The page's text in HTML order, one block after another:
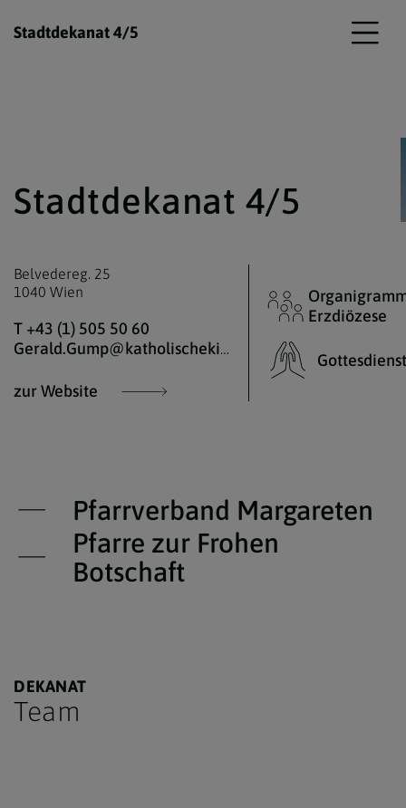
Stadtdekanat 4/5
Stadtdekanat 4/5
Belvedereg. 25
1040 Wien
T +43 (1) 505 50 60
Gerald.Gump@katholischekirche.at
zur Website
Erzdiözese
Pfarrverband Margareten
Pfarre zur Frohen
Botschaft
DEKANAT
Team